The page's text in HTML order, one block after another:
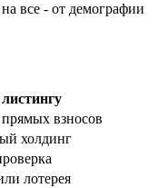
все - от демографии
прямых взносов
холдинг
лотерея